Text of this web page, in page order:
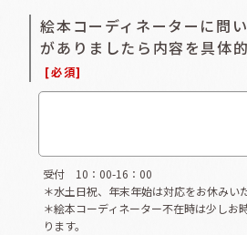
絵本コーディネーターに問
がありましたら内容を具体
[必須]
受付 10：00-16：00
＊水土日祝、年末年始は対応をお休みい
＊絵本コーディネーター不在時は少しお
ります。